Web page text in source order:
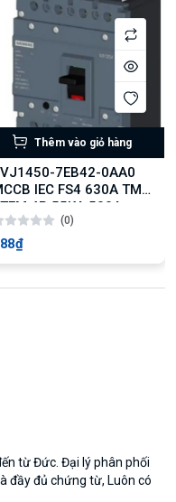
Thêm vào giỏ hàng
7EB42-0AA0
IEC FS4 630A TM
4P 55KA 500A
(0)
từ Đức. Đại lý phân phối
đầy đủ chứng từ, Luôn có